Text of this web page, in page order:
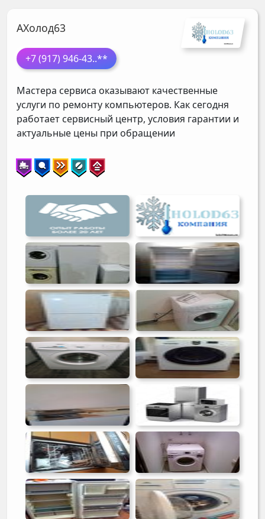
АХолод63
+7 (917) 946-43..**
Мастера сервиса оказывают качественные
услуги по ремонту компьютеров. Как сегодня
работает сервисный центр, условия гарантии и
актуальные цены при обращении